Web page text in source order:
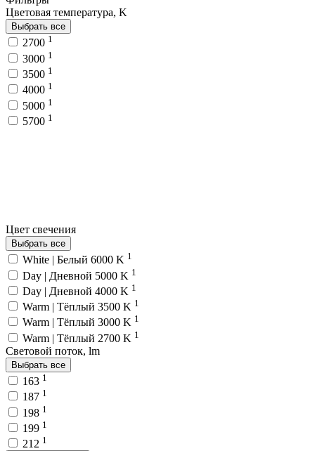
Цветовая температура, K
Выбрать все
2700 1
3000 1
3500 1
4000 1
5000 1
5700 1
Цвет свечения
Выбрать все
White | Белый 6000 K 1
Day | Дневной 5000 K 1
Day | Дневной 4000 K 1
Warm | Тёплый 3500 K 1
Warm | Тёплый 3000 K 1
Warm | Тёплый 2700 K 1
Световой поток, lm
Выбрать все
163 1
187 1
198 1
199 1
212 1